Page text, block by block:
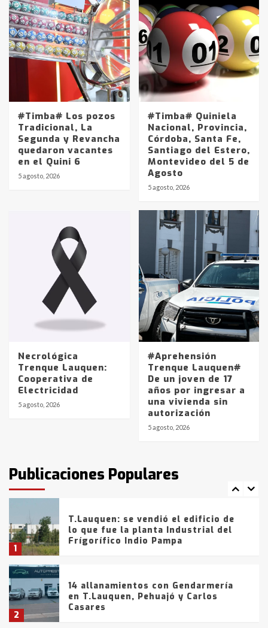
#Timba# Los pozos
Tradicional, La
Segunda y Revancha
quedaron vacantes
en el Quini 6
5 agosto, 2026
#Timba# Quiniela
Nacional, Provincia,
Córdoba, Santa Fe,
Santiago del Estero,
Montevideo del 5 de
Agosto
5 agosto, 2026
Necrológica
Trenque Lauquen:
Cooperativa de
Electricidad
5 agosto, 2026
#Aprehensión
Trenque Lauquen#
De un joven de 17
años por ingresar a
una vivienda sin
autorización
5 agosto, 2026
Publicaciones Populares
Identidad de los adolescentes
pampeanos que fueron
en la mañana del lunes
Accidente en Ruta 5: falleció un
joven de Trenque Lauquen
Los precios de los combustibles en
La Pampa, desde YPF hasta Axion
entre 857 a 1338 pesos
La Bolsa de Cereales de Bahía
Blanca anticipa que Agosto vendrá
con lluvias y heladas, en gran parte
fueron detenidos por
comercialización de drogas en la
tarde del sábado
1
T.Lauquen: se vendió el edificio de
lo que fue la planta Industrial del
Frígorífico Indio Pampa
2
14 allanamientos con Gendarmería
en T.Lauquen, Pehuajó y Carlos
Casares